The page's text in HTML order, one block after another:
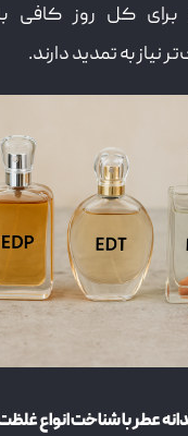
کل روز کافی
به تمدید دارند.
عطر با شناخت انواع